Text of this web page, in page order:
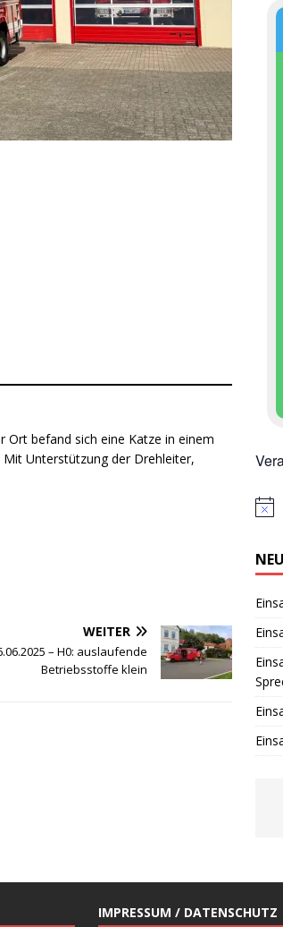
Ort befand sich eine Katze in einem
Unterstützung der Drehleiter,
WEITER
– H0: auslaufende
Betriebsstoffe klein
H
w
e
s
IMPRESSUM / DATENSCHUTZ